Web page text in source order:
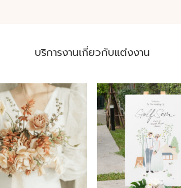
บริการงานเกี่ยวกับแต่งงาน